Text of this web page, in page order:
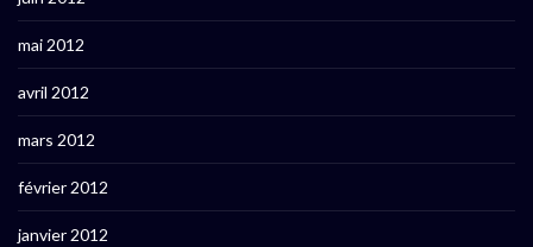
mai 2012
avril 2012
mars 2012
février 2012
janvier 2012